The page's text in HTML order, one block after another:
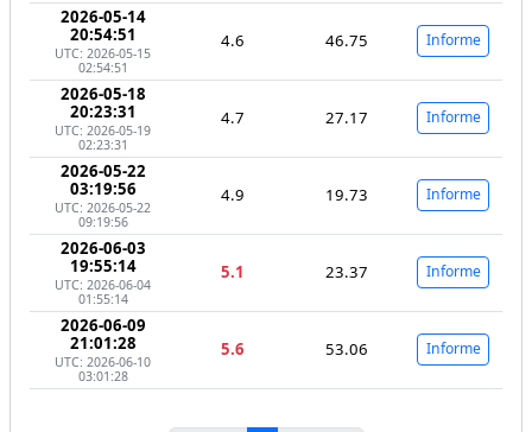
2026-05-14
20:54:51
UTC: 2026-05-15
02:54:51
4.6 46.75 Informe
2026-05-18
20:23:31
UTC: 2026-05-19
02:23:31
4.7 27.17 Informe
2026-05-22
03:19:56
UTC: 2026-05-22
09:19:56
4.9 19.73 Informe
2026-06-03
19:55:14
UTC: 2026-06-04
01:55:14
5.1 23.37 Informe
2026-06-09
21:01:28
UTC: 2026-06-10
03:01:28
5.6 53.06 Informe